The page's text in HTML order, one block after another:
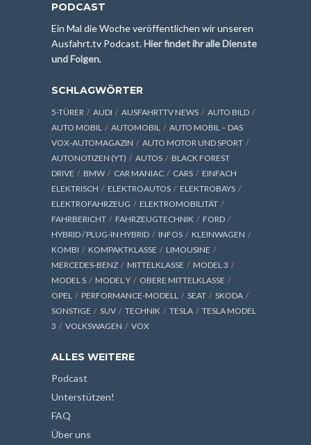
PODCAST
Ein Mal die Woche veröffentlichen wir unseren
Ausfahrt.tv Podcast.Hier findet ihr alle Dienste
und Folgen.
SCHLAGWÖRTER
5-TÜRER AUDI AUSFAHRTTV NEWS
AUTO BILD
AUTO MOBIL
AUTOMOBIL
AUTO MOBIL – DAS
VOX-AUTOMAGAZIN
AUTO MOTOR UND SPORT
AUTONOTIZEN (YT)
AUTOS
BLACK FOREST
DRIVE
BMW CAR MANIAC CARS
EINFACH
ELEKTRISCH
ELEKTROAUTOS
ELEKTROBAYS
ELEKTROFAHRZEUG
ELEKTROMOBILITÄT
FAHRBERICHT
FAHRZEUGTECHNIK
FORD
HYBRID / PLUG-IN HYBRID
INFOS
KLEINWAGEN
KOMBI
KOMPAKTKLASSE
LIMOUSINE
MERCEDES-BENZ
MITTELKLASSE
MODEL 3
MODEL S
MODEL Y
OBERE MITTELKLASSE
OPEL
PERFORMANCE-MODELL SEAT
SKODA
SONSTIGE
SUV TECHNIK TESLA
TESLA MODEL
3
VOLKSWAGEN VOX
ALLES WEITERE
Podcast
Unterstützen!
FAQ
Über uns